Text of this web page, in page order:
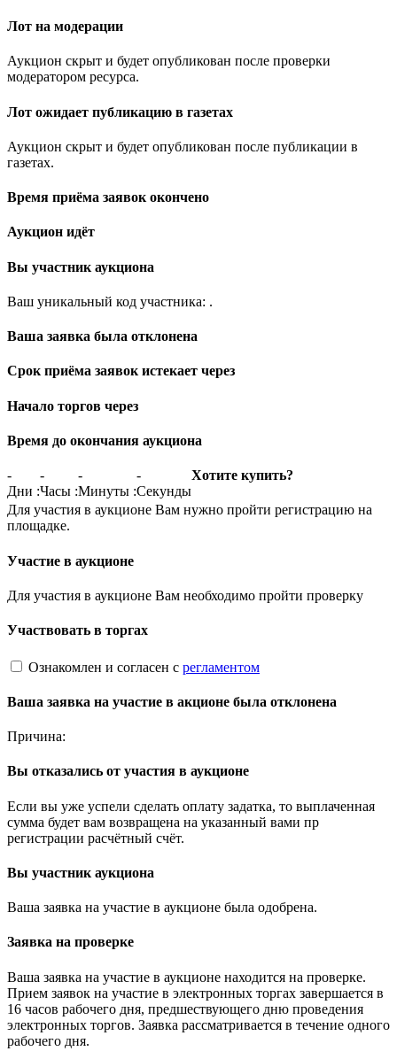
Лот на модерации
Аукцион скрыт и будет опубликован после проверки
модератором ресурса.
Лот ожидает публикацию в газетах
Аукцион скрыт и будет опубликован после публикации в
газетах.
Время приёма заявок окончено
Аукцион идёт
Вы участник аукциона
Ваш уникальный код участника: .
Ваша заявка была отклонена
Срок приёма заявок истекает через
Начало торгов через
Время до окончания аукциона
-
Дни :
-
Часы :
-
Минуты :
-
Секунды
Хотите купить?
Для участия в аукционе Вам нужно пройти регистрацию на
площадке.
Участие в аукционе
Для участия в аукционе Вам необходимо пройти проверку
Участвовать в торгах
Ознакомлен и согласен с регламентом
Ваша заявка на участие в акционе была отклонена
Причина:
Вы отказались от участия в аукционе
Если вы уже успели сделать оплату задатка, то выплаченная
сумма будет вам возвращена на указанный вами пр
регистрации расчётный счёт.
Вы участник аукциона
Ваша заявка на участие в аукционе была одобрена.
Заявка на проверке
Ваша заявка на участие в аукционе находится на проверке.
Прием заявок на участие в электронных торгах завершается в
16 часов рабочего дня, предшествующего дню проведения
электронных торгов. Заявка рассматривается в течение одного
рабочего дня.